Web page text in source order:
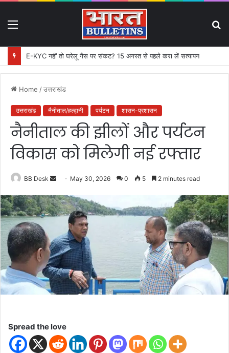
E-KYC नहीं तो घरेलू गैस पर संकट? 15 अगस्त से पहले करा लें सत्यापन
Home /उत्तराखंड
उत्तराखंड नैनीताल/हल्द्वानी पर्यटन शासन-प्रशासन
नैनीताल की झीलों और पर्यटन
विकास को मिलेगी नई रफ्तार
BB Desk
n
d
n
e
m
a
May 30, 2026 0 5 2 minutes read
Spread the love